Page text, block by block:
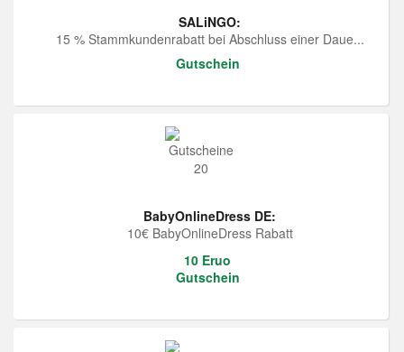
SALiNGO:
15 % Stammkundenrabatt bei Abschluss einer Daue...
Gutschein
BabyOnlineDress DE:
10€ BabyOnlineDress Rabatt
10 Eruo
Gutschein